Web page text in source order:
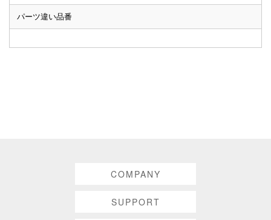
パーツ違い品番
COMPANY
SUPPORT